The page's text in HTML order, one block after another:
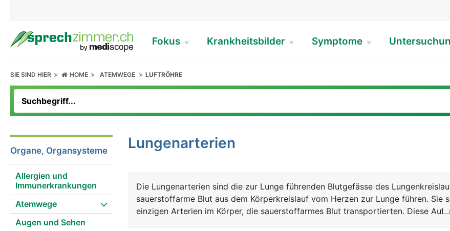
Fokus Krankheitsbilder Symptome
SIE SIND HIER HOME ATEMWEGE LUFTRÖHRE
Organe, Organsysteme
Allergien und
Immunerkrankungen
Atemwege
Augen und Sehen
Lungenarterien
Die Lungenarterien sind die zur Lunge führenden Blutgefässe des
sauerstoffarme Blut aus dem Körperkreislauf vom Herzen zur Lunge führen. Sie
einzigen Arterien im Körper, die sauerstoffarmes Blut transportierten. Diese